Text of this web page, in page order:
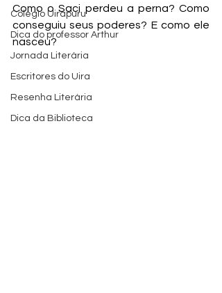
Colégio Uirapuru
Dica do professor Arthur
Jornada Literária
Escritores do Uira
Resenha Literária
Dica da Biblioteca
Como o Saci perdeu a perna? Como
conseguiu seus poderes? E como ele
nasceu?